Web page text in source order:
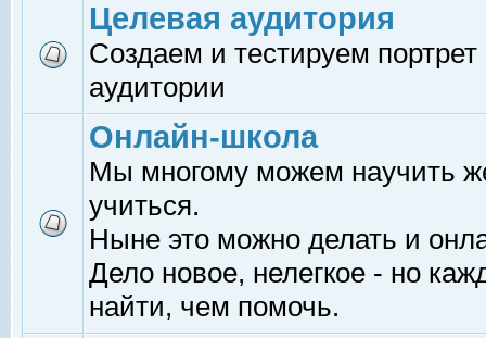
Целевая аудитория
Создаем и тестируем
аудитории
Онлайн-школа
Мы многому можем научить
учиться.
Ныне это можно делать и
Дело новое, нелегкое - но
найти, чем помочь.